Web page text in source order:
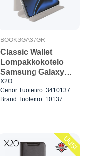
BOOKSGA37GR
Classic Wallet
Lompakkokotelo
Samsung Galaxy
A37 5G Greige
X2O
Cenor Tuotenro: 3410137
Brand Tuotenro: 10137
UUSI